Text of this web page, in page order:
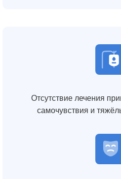
Отсутствие лечения
самочувствия и